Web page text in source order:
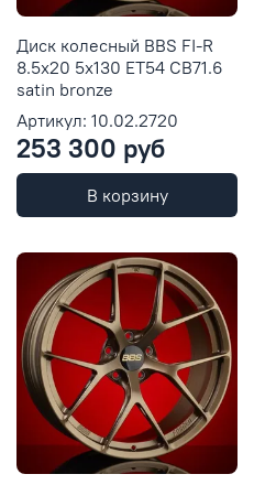
Диск колесный BBS FI-R
8.5x20 5x130 ET54 CB71.6
satin bronze
Артикул: 10.02.2720
253 300 руб
В корзину